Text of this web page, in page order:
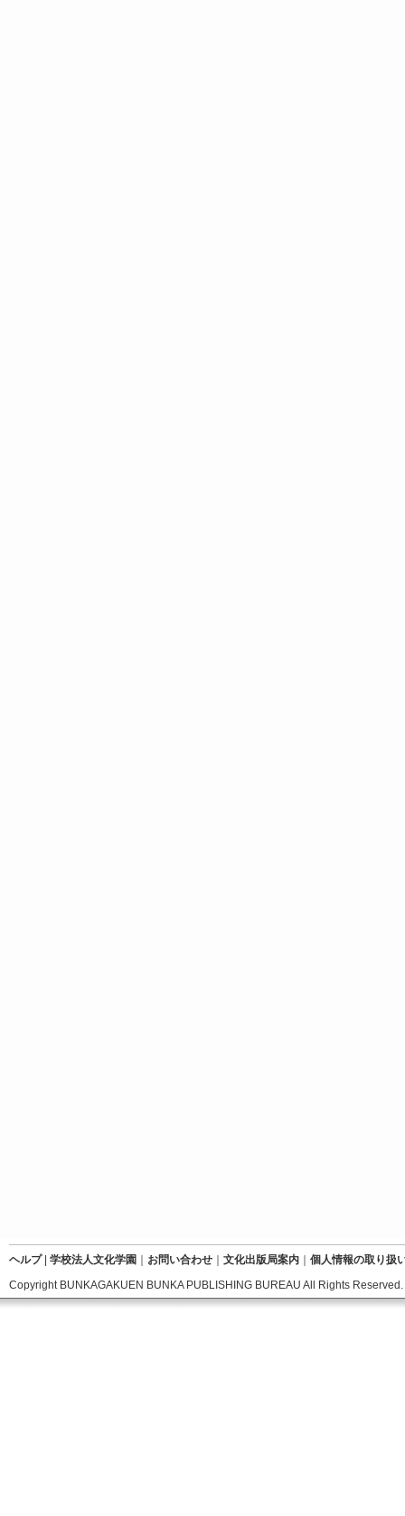
ヘルプ| 学校法人文化学園 お問い合わせ 文化出版局案内
個人情報の取り扱
Copyright BUNKAGAKUEN BUNKA PUBLISHING BUREAU All Rights Reserved.